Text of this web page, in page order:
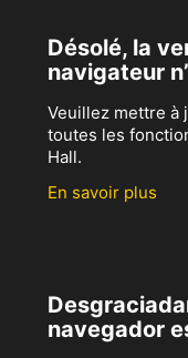
Désolé, la
navigateur
Veuillez mettre à
toutes les
Hall.
En savoir plus
navegador